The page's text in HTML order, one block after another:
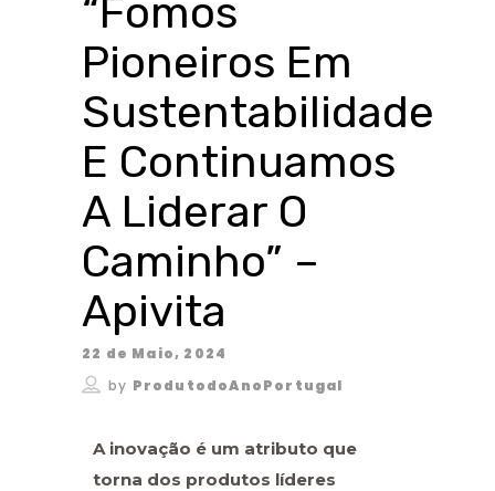
“Fomos
Pioneiros Em
Sustentabilidade
E Continuamos
A Liderar O
Caminho” –
Apivita
22 de Maio, 2024
by ProdutodoAnoPortugal
A inovação é um atributo que
torna dos produtos líderes